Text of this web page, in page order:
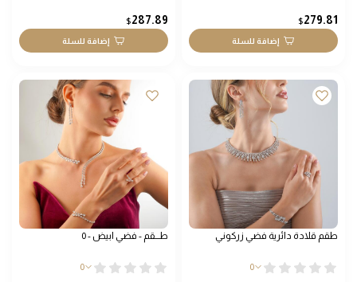
279.81
$
إضافة للسلة
287.89
$
إضافة للسلة
طقم قلادة دائرية فضي زركوني
0
طـــقم - فضي ابيض - 0
0